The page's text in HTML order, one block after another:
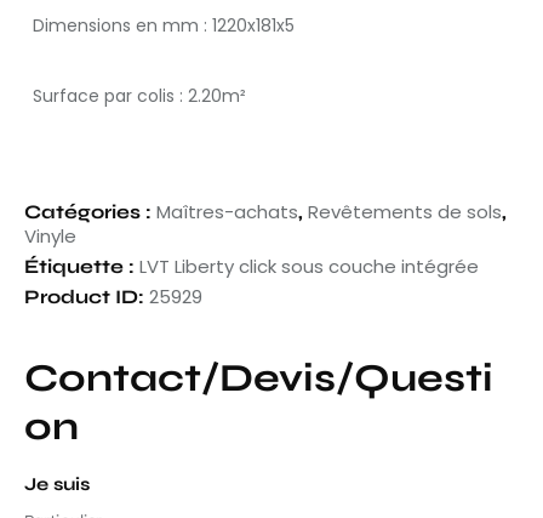
Dimensions en mm : 1220x181x5
Surface par colis : 2.20m²
Catégories : Maîtres-achats, Revêtements de sols,
Vinyle
Étiquette : LVT Liberty click sous couche intégrée
Product ID: 25929
Contact/Devis/Questi
on
Je suis